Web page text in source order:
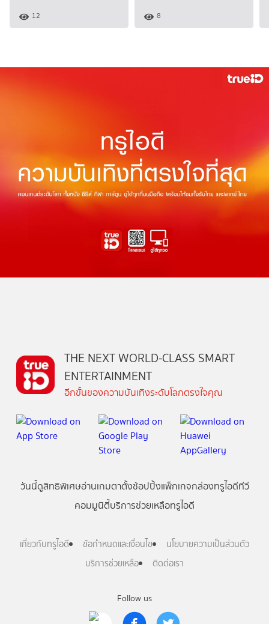
12 8
Follow us
THE NEXT WORLD-CLASS SMART
ENTERTAINMENT
อีกขั้นของความบันเทิงระดับโลกตรงใจคุณ
วันนี้ดูสิทธิพิเศษอ่านเกมตาตั้งช้อปปิ้งแพ็กเกจกล่องทรูไอดีทีวี
คอมมูนิตี้บริการช่วยเหลือทรูไอดี
เกี่ยวกับทรูไอดี ข้อกำหนดและเงื่อนไข
นโยบายความเป็นส่วนตัว
บริการช่วยเหลือ
ติดต่อเรา